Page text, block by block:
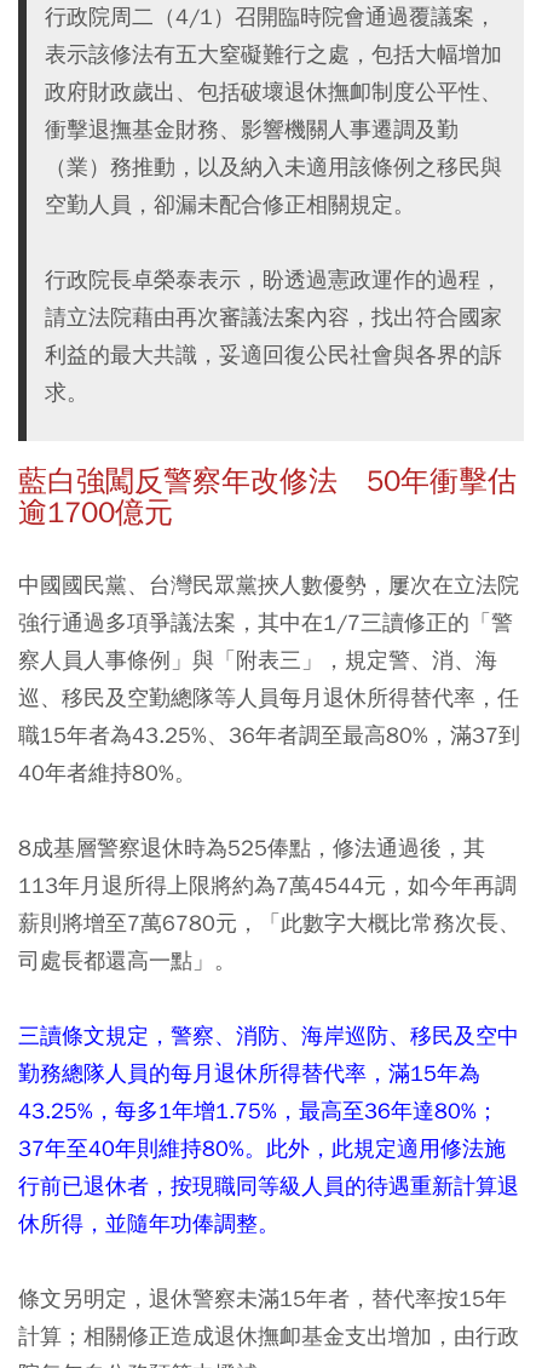
行政院周二（4/1）召開臨時院會通過覆議案，
表示該修法有五大窒礙難行之處，包括大幅增加
政府財政歲出、包括破壞退休撫卹制度公平性、
衝擊退撫基金財務、影響機關人事遷調及勤
（業）務推動，以及納入未適用該條例之移民與
空勤人員，卻漏未配合修正相關規定。
行政院長卓榮泰表示，盼透過憲政運作的過程，
請立法院藉由再次審議法案內容，找出符合國家
利益的最大共識，妥適回復公民社會與各界的訴
求。
藍白強闖反警察年改修法 50年衝擊估
逾1700億元
中國國民黨、台灣民眾黨挾人數優勢，屢次在立法院
強行通過多項爭議法案，其中在1/7三讀修正的「警
察人員人事條例」與「附表三」，規定警、消、海
巡、移民及空勤總隊等人員每月退休所得替代率，任
職15年者為43.25%、36年者調至最高80%，滿37到
40年者維持80%。
8成基層警察退休時為525俸點，修法通過後，其
113年月退所得上限將約為7萬4544元，如今年再調
薪則將增至7萬6780元，「此數字大概比常務次長、
司處長都還高一點」。
三讀條文規定，警察、消防、海岸巡防、移民及空中
勤務總隊人員的每月退休所得替代率，滿15年為
43.25%，每多1年增1.75%，最高至36年達80%；
37年至40年則維持80%。此外，此規定適用修法施
行前已退休者，按現職同等級人員的待遇重新計算退
休所得，並隨年功俸調整。
條文另明定，退休警察未滿15年者，替代率按15年
計算；相關修正造成退休撫卹基金支出增加，由行政